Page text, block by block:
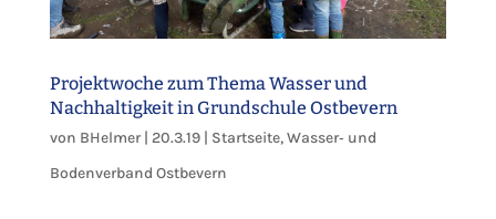
Projektwoche zum Thema Wasser und
Nachhaltigkeit in Grundschule Ostbevern
von BHelmer| 20.3.19| Startseite,Wasser‐ und
Bodenverband Ostbevern